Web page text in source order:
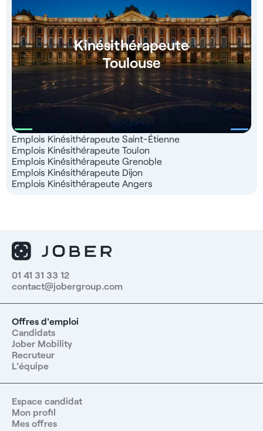
Kinésithérapeute
Toulouse
Emplois Kinésithérapeute Saint-Étienne
Emplois Kinésithérapeute Toulon
Emplois Kinésithérapeute Grenoble
Emplois Kinésithérapeute Dijon
Emplois Kinésithérapeute Angers
01 41 31 33 12
contact@jobergroup.com
Offres d'emploi
Candidats
Jober Mobility
Recruteur
L'équipe
Espace candidat
Mon profil
Mes offres